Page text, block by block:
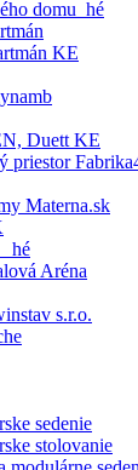
domu_hé
KE
Duett KE
priestor
Materna.sk
hé
Aréna
s.r.o.
sedenie
stolovanie